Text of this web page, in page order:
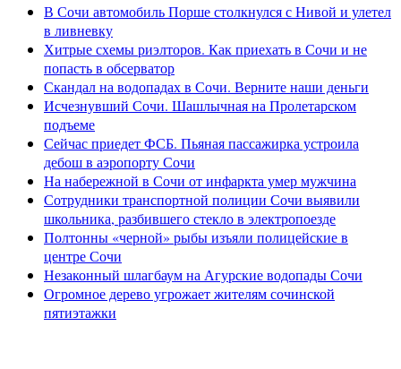
В Сочи автомобиль Порше столкнулся с Нивой и улетел
в ливневку
Хитрые схемы риэлторов. Как приехать в Сочи и не
попасть в обсерватор
Скандал на водопадах в Сочи. Верните наши деньги
Исчезнувший Сочи. Шашлычная на Пролетарском
подъеме
Сейчас приедет ФСБ. Пьяная пассажирка устроила
дебош в аэропорту Сочи
На набережной в Сочи от инфаркта умер мужчина
Сотрудники транспортной полиции Сочи выявили
школьника, разбившего стекло в электропоезде
Полтонны «черной» рыбы изъяли полицейские в
центре Сочи
Незаконный шлагбаум на Агурские водопады Сочи
Огромное дерево угрожает жителям сочинской
пятиэтажки